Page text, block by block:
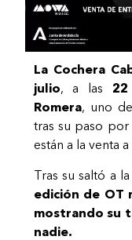
La Cochera
julio, a las
Romera, uno
tras su paso por
están a la venta
Tras su saltó a
edición de OT
mostrando su
nadie.